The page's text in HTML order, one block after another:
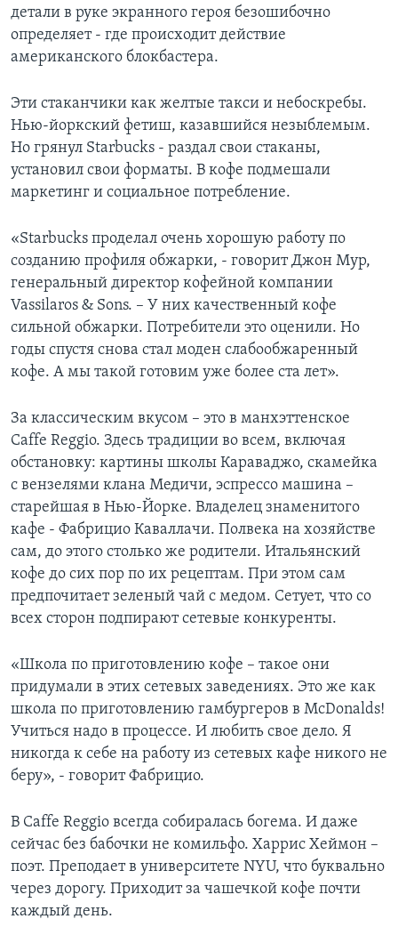
детали в руке экранного героя безошибочно
определяет - где происходит действие
американского блокбастера.
Эти стаканчики как желтые такси и небоскребы.
Нью-йоркский фетиш, казавшийся незыблемым.
Но грянул Starbucks - раздал свои стаканы,
установил свои форматы. В кофе подмешали
маркетинг и социальное потребление.
«Starbucks проделал очень хорошую работу по
созданию профиля обжарки, - говорит Джон Мур,
генеральный директор кофейной компании
Vassilaros & Sons. – У них качественный кофе
сильной обжарки. Потребители это оценили. Но
годы спустя снова стал моден слабообжаренный
кофе. А мы такой готовим уже более ста лет».
За классическим вкусом – это в манхэттенское
Caffe Reggio. Здесь традиции во всем, включая
обстановку: картины школы Караваджо, скамейка
с вензелями клана Медичи, эспрессо машина –
старейшая в Нью-Йорке. Владелец знаменитого
кафе - Фабрицио Каваллачи. Полвека на хозяйстве
сам, до этого столько же родители. Итальянский
кофе до сих пор по их рецептам. При этом сам
предпочитает зеленый чай с медом. Сетует, что со
всех сторон подпирают сетевые конкуренты.
«Школа по приготовлению кофе – такое они
придумали в этих сетевых заведениях. Это же как
школа по приготовлению гамбургеров в McDonalds!
Учиться надо в процессе. И любить свое дело. Я
никогда к себе на работу из сетевых кафе никого не
беру», - говорит Фабрицио.
В Caffe Reggio всегда собиралась богема. И даже
сейчас без бабочки не комильфо. Харрис Хеймон –
поэт. Преподает в университете NYU, что буквально
через дорогу. Приходит за чашечкой кофе почти
каждый день.